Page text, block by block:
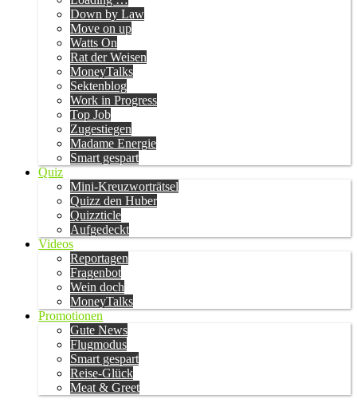
Down by Law
Move on up
Watts On
Rat der Weisen
MoneyTalks
Sektenblog
Work in Progress
Top Job
Zugestiegen
Madame Energie
Smart gespart
Quiz
Mini-Kreuzworträtsel
Quizz den Huber
Quizzticle
Aufgedeckt
Videos
Reportagen
Fragenbot
Wein doch
MoneyTalks
Promotionen
Gute News
Flugmodus
Smart gespart
Reise-Glück
Meat & Greet